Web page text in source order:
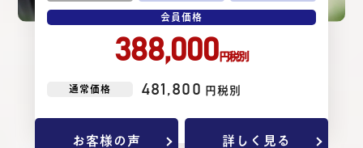
会員価格
388,000円税別
通常価格 481,800 円税別
お客様の声 詳しく見る